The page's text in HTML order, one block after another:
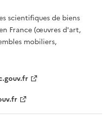
scientifiques de biens
France (œuvres d'art,
mobiliers,